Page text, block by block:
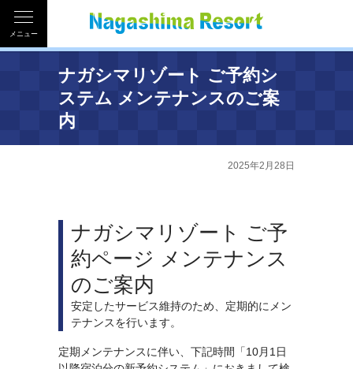
メニュー
ナガシマリゾート ご予約シ
ステム メンテナンスのご案
内
2025年2月28日
ナガシマリゾート ご予
約ページ メンテナンス
のご案内
安定したサービス維持のため、定期的にメン
テナンスを行います。
定期メンテナンスに伴い、下記時間「10月1日